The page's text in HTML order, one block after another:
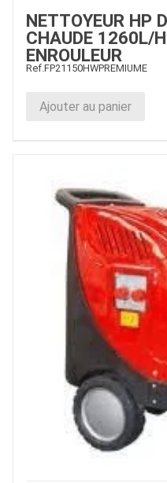
NETTOYEUR HP
CHAUDE 1260L/
ENROULEUR
Ref. FP21150HWPREMIUME
Ajouter au panier